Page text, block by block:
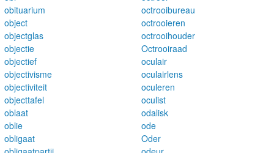
obituarium
object
objectglas
objectie
objectief
objectivisme
objectiviteit
objecttafel
oblaat
oblie
obligaat
octrooibureau
octrooieren
octrooihouder
Octrooiraad
oculair
oculairlens
oculeren
oculist
odalisk
ode
Oder